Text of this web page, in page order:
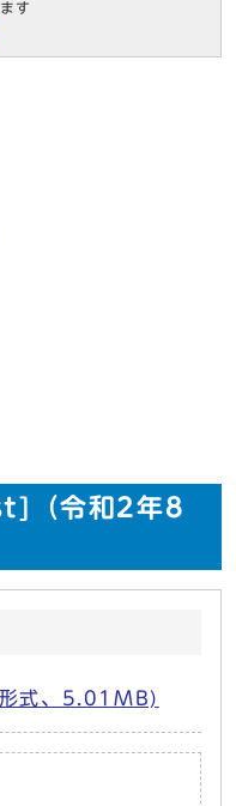
す
（令和2年8
式、5.01MB)